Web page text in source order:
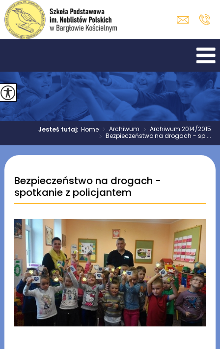
Jesteś tutaj:Home > Archiwum > Archiwum 2014/2015
> Bezpieczeństwo na drogach - sp ...
Bezpieczeństwo na drogach -
spotkanie z policjantem